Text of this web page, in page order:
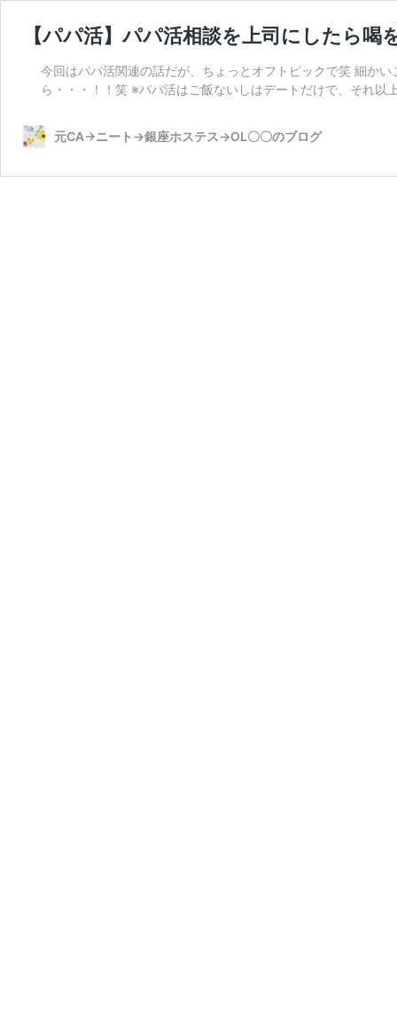
【パパ活】パパ活相談を上司にしたら喝
今回はパパ活関連の話だが、ちょっとオフトピックで笑 細か
ら・・・！！笑 ※パパ活はご飯ないしはデートだけで、それ
元CA→ニート→銀座ホステス→OL〇〇のブログ